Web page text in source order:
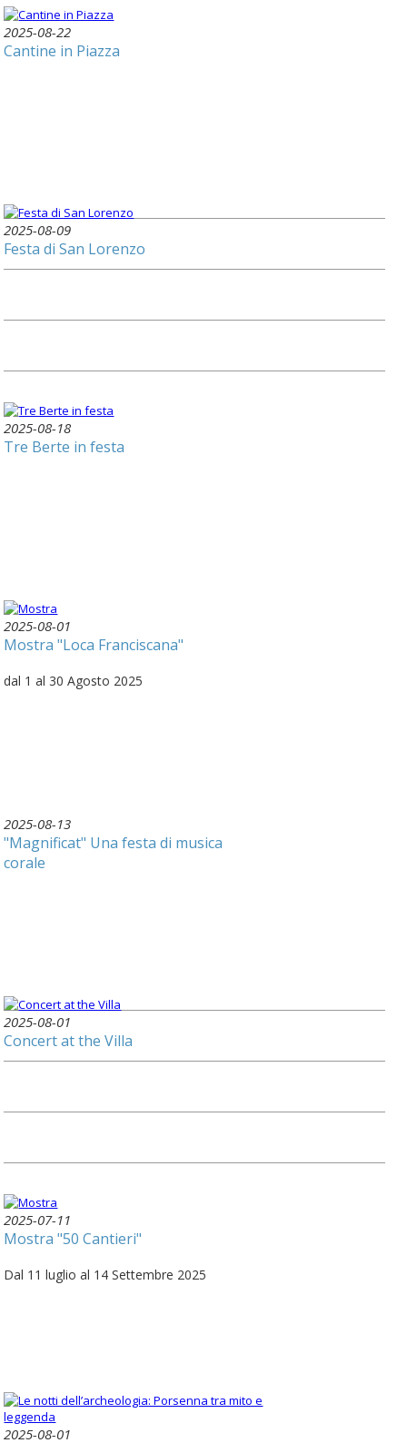
2025-08-22
Cantine in Piazza
2025-08-09
Festa di San Lorenzo
2025-08-18
Tre Berte in festa
2025-08-01
Mostra "Loca Franciscana"
dal 1 al 30 Agosto 2025
2025-08-13
"Magnificat" Una festa di musica
corale
2025-08-01
Concert at the Villa
2025-07-11
Mostra "50 Cantieri"
Dal 11 luglio al 14 Settembre 2025
2025-08-01